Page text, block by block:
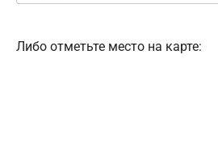
Либо отметьте место на карте: